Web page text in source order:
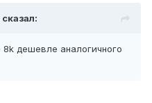
дешевле аналогичного